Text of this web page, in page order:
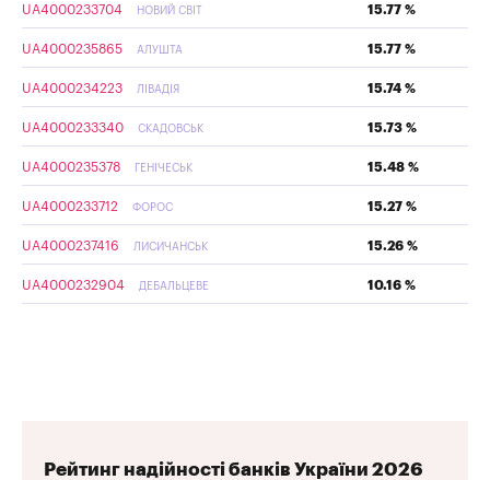
UA4000233704 НОВИЙ СВІТ 15.77 %
UA4000235865 АЛУШТА 15.77 %
UA4000234223 ЛІВАДІЯ 15.74 %
UA4000233340 СКАДОВСЬК 15.73 %
UA4000235378 ГЕНІЧЕСЬК 15.48 %
UA4000233712 ФОРОС 15.27 %
UA4000237416 ЛИСИЧАНСЬК 15.26 %
UA4000232904 ДЕБАЛЬЦЕВЕ 10.16 %
Рейтинг надійності банків України 2026